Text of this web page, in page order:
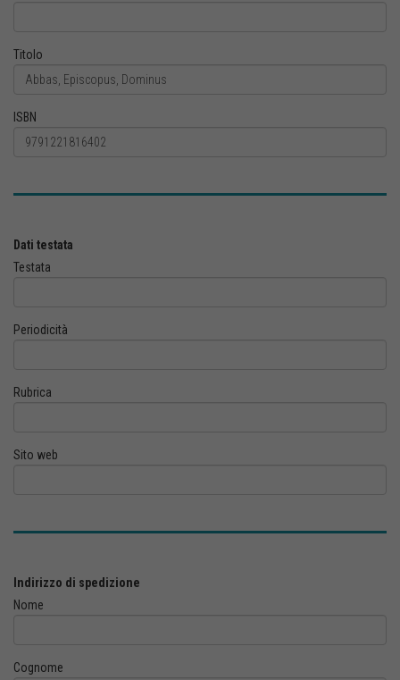
Titolo
ISBN
Dati testata
Testata
Periodicità
Rubrica
Sito web
Indirizzo di spedizione
Nome
Cognome